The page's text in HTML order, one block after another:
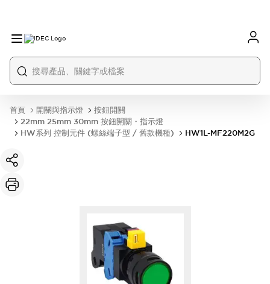
首頁 開關與指示燈
按鈕開關
22mm 25mm 30mm 按鈕開關・指示燈
HW系列 控制元件 (螺絲端子型 / 舊款機種)
HW1L-MF220M2G